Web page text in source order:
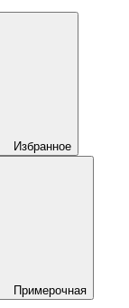
Избранное
Примерочная